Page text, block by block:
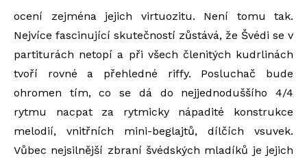
ocení zejména jejich virtuozitu. Není tomu tak.
Nejvíce fascinující skutečností zůstává, že Švédi se v
partiturách netopí a při všech členitých kudrlinách
tvoří rovné a přehledné riffy. Posluchač bude
ohromen tím, co se dá do nejjednoduššího 4/4
rytmu nacpat za rytmicky nápadité konstrukce
melodií, vnitřních mini-beglajtů, dílčích vsuvek.
Vůbec nejsilnější zbraní švédských mladíků je jejich